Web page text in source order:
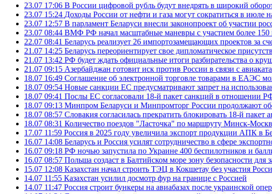
23.07 17:06 В России цифровой рубль будут внедрять в широкий
23.07 15:24 Доходы России от нефти и газа могут сократиться в июле
23.07 12:57 В парламент Беларуси внесли законопроект об участии
23.07 08:44 ВМФ РФ начал масштабные маневры с участием более 150
22.07 08:41 Беларусь реализует 26 импортозамещающих проектов за
21.07 14:25 Беларусь переориентирует свое дипломатическое
21.07 13:42 РФ будет ждать официальные итоги разбирательства о
21.07 09:15 Азербайджан готовит иск против России в связи с
18.07 16:49 Соглашение об электронной торговле товарами в ЕАЭС
18.07 09:54 Новые санкции ЕС предусматривают запрет на
18.07 09:41 Послы ЕС согласовали 18-й пакет санкций в отношении
18.07 09:13 Минпром Беларуси и Минпромторг России продолжают
18.07 08:57 Словакия согласилась прекратить блокировать 18-й
18.07 08:31 Количество поездов "Ласточка" по маршруту Минск-
17.07 11:59 Россия в 2025 году увеличила экспорт продукции АПК в
16.07 14:08 Беларусь и Россия усилят сотрудничество в сфере
16.07 09:18 РФ ночью запустила по Украине 400 беспилотников и
16.07 08:57 Польша создаст в Балтийском море зону безопасности
15.07 12:08 Казахстан начал строить ТЭЦ в Кокшетау без участия
14.07 11:55 Казахстан усилил досмотр фур на границе с Россией
14.07 11:47 Россия строит бункеры на авиабазах после украинской